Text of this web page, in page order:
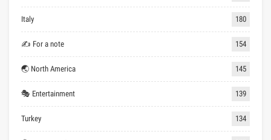
Italy 180
✍ For a note 154
🌏 North America 145
🎭 Entertainment 139
Turkey 134